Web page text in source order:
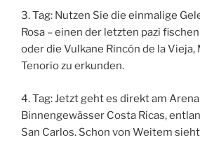
3. Tag: Nutzen Sie die einmalige
Rosa – einen der letzten pazi­
oder die Vulkane Rincón de la Vieja,
Tenorio zu erkunden.
4. Tag: Jetzt geht es direkt am
Binnengewässer Costa Ricas,
San Carlos. Schon von Weitem